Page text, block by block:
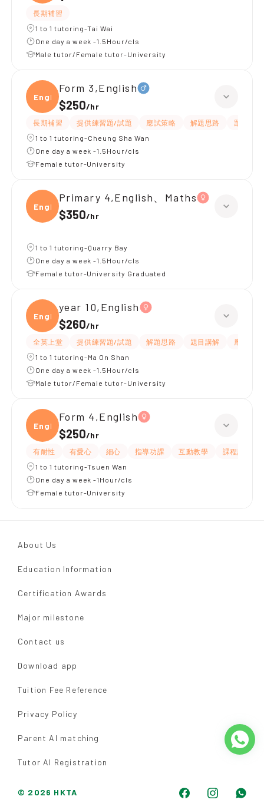
長期補習
1 to 1 tutoring-Tai Wai
One day a week -1.5Hour/cls
Male tutor/Female tutor-University
Engli
Form 3,English
$250/hr
長期補習 提供練習題/試題 應試策略 解題思路
題目講解
1 to 1 tutoring-Cheung Sha Wan
One day a week -1.5Hour/cls
Female tutor-University
Engli
Primary 4,English、Maths
$350/hr
1 to 1 tutoring-Quarry Bay
One day a week -1.5Hour/cls
Female tutor-University Graduated
Engli
year 10,English
$260/hr
全英上堂 提供練習題/試題 解題思路 題目講解
應試策略
1 to 1 tutoring-Ma On Shan
One day a week -1.5Hour/cls
Male tutor/Female tutor-University
Engli
Form 4,English
$250/hr
有耐性 有愛心 細心 指導功課 互動教學
課程設計
1 to 1 tutoring-Tsuen Wan
One day a week -1Hour/cls
Female tutor-University
About Us
Education Information
Certification Awards
Major milestone
Contact us
Download app
Tuition Fee Reference
Privacy Policy
Parent AI matching
Tutor AI Registration
© 2026 HKTA